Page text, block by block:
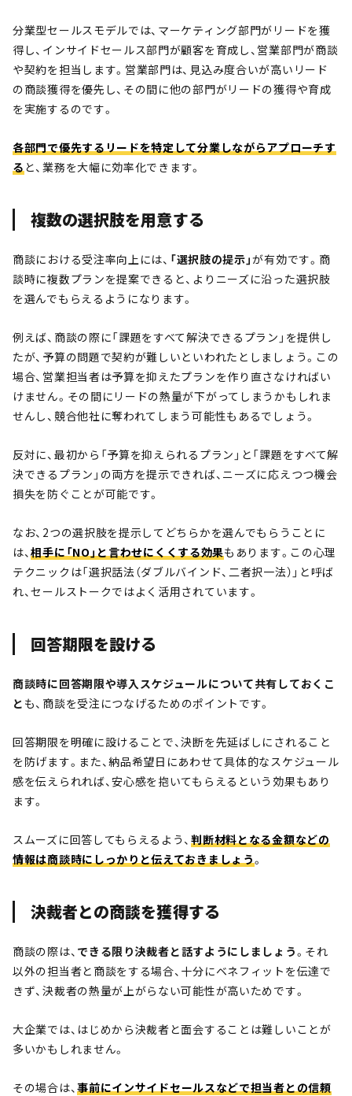
分業型セールスモデルでは、マーケティング部門がリードを獲
得し、インサイドセールス部門が顧客を育成し、営業部門が商談
や契約を担当します。営業部門は、見込み度合いが高いリード
の商談獲得を優先し、その間に他の部門がリードの獲得や育成
を実施するのです。
各部門で優先するリードを特定して分業しながらアプローチす
ると、業務を大幅に効率化できます。
複数の選択肢を用意する
商談における受注率向上には、 「選択肢の提示」が有効です。商
談時に複数プランを提案できると、よりニーズに沿った選択肢
を選んでもらえるようになります。
例えば、商談の際に「課題をすべて解決できるプラン」を提供し
たが、予算の問題で契約が難しいといわれたとしましょう。この
場合、営業担当者は予算を抑えたプランを作り直さなければい
けません。その間にリードの熱量が下がってしまうかもしれま
せんし、競合他社に奪われてしまう可能性もあるでしょう。
反対に、最初から「予算を抑えられるプラン」と「課題をすべて解
決できるプラン」の両方を提示できれば、ニーズに応えつつ機会
損失を防ぐことが可能です。
なお、2つの選択肢を提示してどちらかを選んでもらうことに
は、相手に「NO」と言わせにくくする効果もあります。この心理
テクニックは「選択話法（ダブルバインド、二者択一法）」と呼ば
れ、セールストークではよく活用されています。
回答期限を設ける
商談時に回答期限や導入スケジュールについて共有しておくこ
と も、商談を受注につなげるためのポイントです。
回答期限を明確に設けることで、決断を先延ばしにされること
を防げます。また、納品希望日にあわせて具体的なスケジュール
感を伝えられれば、安心感を抱いてもらえるという効果もあり
ます。
スムーズに回答してもらえるよう、判断材料となる金額などの
情報は商談時にしっかりと伝えておきましょう。
決裁者との商談を獲得する
商談の際は、 できる限り決裁者と話すようにしましょう。それ
以外の担当者と商談をする場合、十分にベネフィットを伝達で
きず、決裁者の熱量が上がらない可能性が高いためです。
大企業では、はじめから決裁者と面会することは難しいことが
多いかもしれません。
その場合は、事前にインサイドセールスなどで担当者との信頼